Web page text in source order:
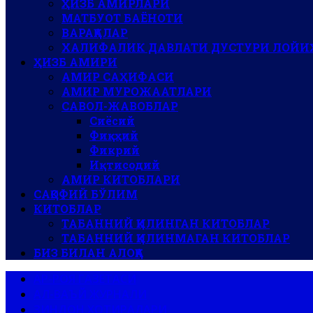
МАТБУОТ БАЁНОТИ
ВАРАҚАЛАР
ХАЛИФАЛИК ДАВЛАТИ ДУСТУРИ
ҲИЗБ АМИРИ
АМИР САҲИФАСИ
АМИР МУРОЖААТЛАРИ
САВОЛ-ЖАВОБЛАР
Сиёсий
Фиқҳий
Фикрий
Иқтисодий
АМИР КИТОБЛАРИ
САҚОФИЙ БЎЛИМ
КИТОБЛАР
ТАБАННИЙ ҚИЛИНГАН КИТОБЛАР
ТАБАННИЙ ҚИЛИНМАГАН КИТОБЛАР
БИЗ БИЛАН АЛОҚА